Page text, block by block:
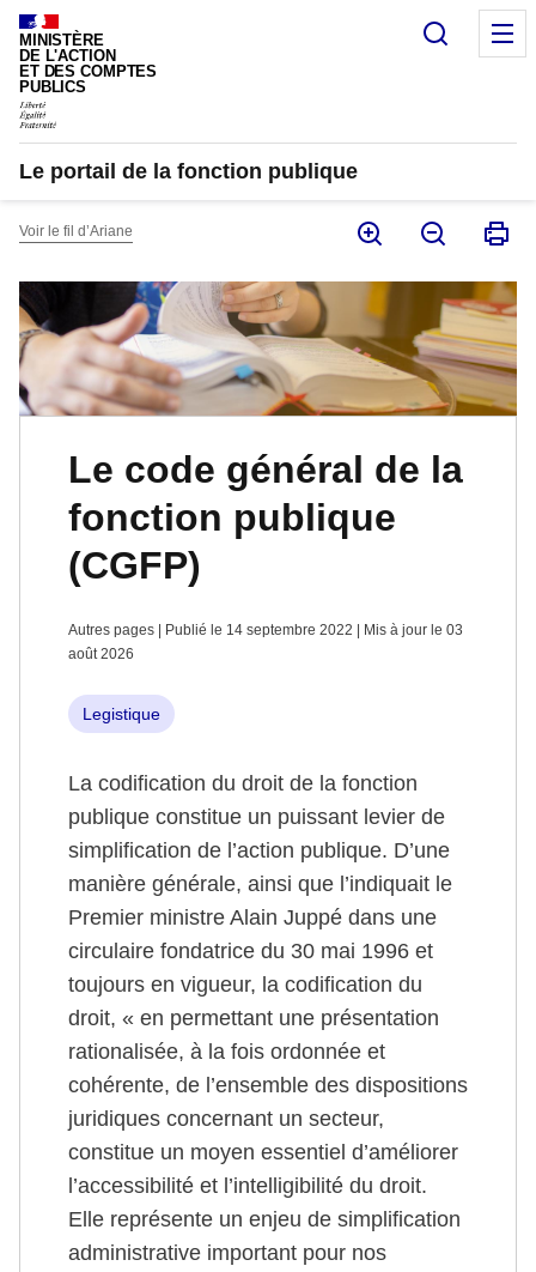
Panneau de gestion des cookies
MINISTÈRE
DE L'ACTION
ET DES COMPTES
PUBLICS
Le portail de la fonction publique
Voir le fil d’Ariane
Le code général de la
fonction publique
(CGFP)
Autres pages | Publié le 14 septembre 2022 | Mis à jour le 03
août 2026
Legistique
La codification du droit de la fonction
publique constitue un puissant levier de
simplification de l’action publique. D’une
manière générale, ainsi que l’indiquait le
Premier ministre Alain Juppé dans une
circulaire fondatrice du 30 mai 1996 et
toujours en vigueur, la codification du
droit, « en permettant une présentation
rationalisée, à la fois ordonnée et
cohérente, de l’ensemble des dispositions
juridiques concernant un secteur,
constitue un moyen essentiel d’améliorer
l’accessibilité et l’intelligibilité du droit.
Elle représente un enjeu de simplification
administrative important pour nos